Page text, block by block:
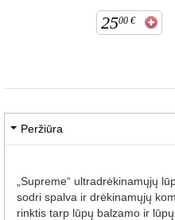
2500 €
Peržiūra
„Supreme“ ultradrėkinamųjų
sodri spalva ir drėkinamųjų
rinktis tarp lūpų balzamo ir